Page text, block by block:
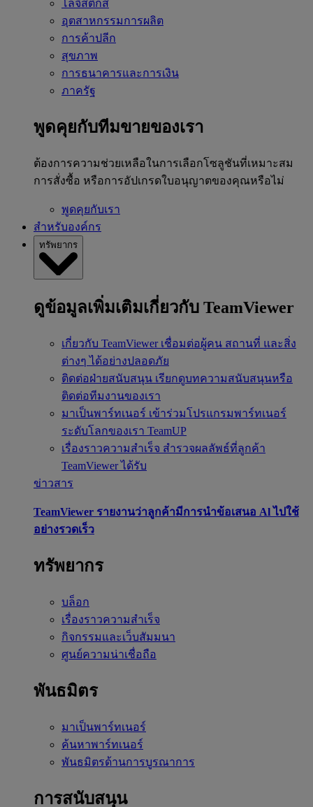
โลจิสติกส์
อุตสาหกรรมการผลิต
การค้าปลีก
สุขภาพ
การธนาคารและการเงิน
ภาครัฐ
พูดคุยกับทีมขายของเรา
ต้องการความช่วยเหลือในการเลือกโซลูชันที่เหมาะสม
การสั่งซื้อ หรือการอัปเกรดใบอนุญาตของคุณหรือไม่
พูดคุยกับเรา
สำหรับองค์กร
ทรัพยากร
ดูข้อมูลเพิ่มเติมเกี่ยวกับ TeamViewer
เกี่ยวกับ TeamViewer เชื่อมต่อผู้คน สถานที่ และสิ่ง
ต่างๆ ได้อย่างปลอดภัย
ติดต่อฝ่ายสนับสนุน เรียกดูบทความสนับสนุนหรือ
ติดต่อทีมงานของเรา
มาเป็นพาร์ทเนอร์ เข้าร่วมโปรแกรมพาร์ทเนอร์
ระดับโลกของเรา TeamUP
เรื่องราวความสำเร็จ สำรวจผลลัพธ์ที่ลูกค้า
TeamViewer ได้รับ
ข่าวสาร
TeamViewer รายงานว่าลูกค้ามีการนำข้อเสนอ Al ไปใช้
อย่างรวดเร็ว
ทรัพยากร
บล็อก
เรื่องราวความสำเร็จ
กิจกรรมและเว็บสัมมนา
ศูนย์ความน่าเชื่อถือ
พันธมิตร
มาเป็นพาร์ทเนอร์
ค้นหาพาร์ทเนอร์
พันธมิตรด้านการบูรณาการ
การสนับสนุน